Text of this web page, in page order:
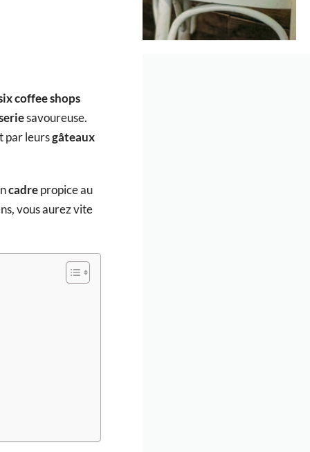
coffee shops
savoureuse.
par leursgâteaux
cadrepropice au
vous aurez vite